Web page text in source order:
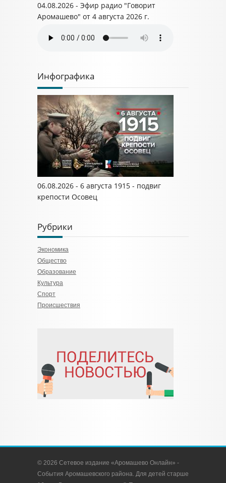
04.08.2026 - Эфир радио "Говорит
Аромашево" от 4 августа 2026 г.
Инфографика
06.08.2026 - 6 августа 1915 - подвиг
крепости Осовец
Рубрики
Экономика
Общество
Образование
Культура
Спорт
Происшествия
© 2026 Сетевое издание «Аромашево Онлайн» -
События Аромашевского района. Для детей старше